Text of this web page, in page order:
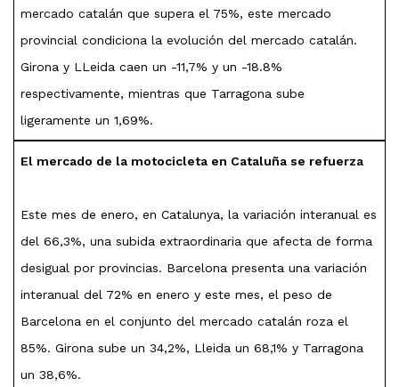
mercado catalán que supera el 75%, este mercado
provincial condiciona la evolución del mercado catalán.
Girona y LLeida caen un -11,7% y un -18.8%
respectivamente, mientras que Tarragona sube
ligeramente un 1,69%.
El mercado de la motocicleta en Cataluña se refuerza
Este mes de enero, en Catalunya, la variación interanual es
del 66,3%, una subida extraordinaria que afecta de forma
desigual por provincias. Barcelona presenta una variación
interanual del 72% en enero y este mes, el peso de
Barcelona en el conjunto del mercado catalán roza el
85%. Girona sube un 34,2%, Lleida un 68,1% y Tarragona
un 38,6%.